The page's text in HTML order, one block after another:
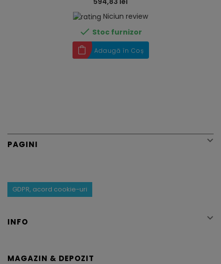
Niciun review
 Stoc furnizor
Adaugă în Coș
PAGINI 
GDPR, acord cookie-uri
INFO 
MAGAZIN & DEPOZIT